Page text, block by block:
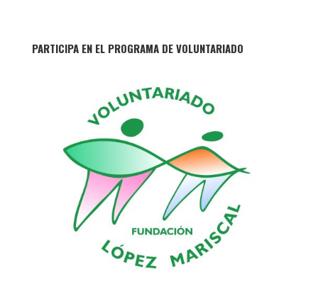
PARTICIPA EN EL PROGRAMA DE VOLUNTARIADO